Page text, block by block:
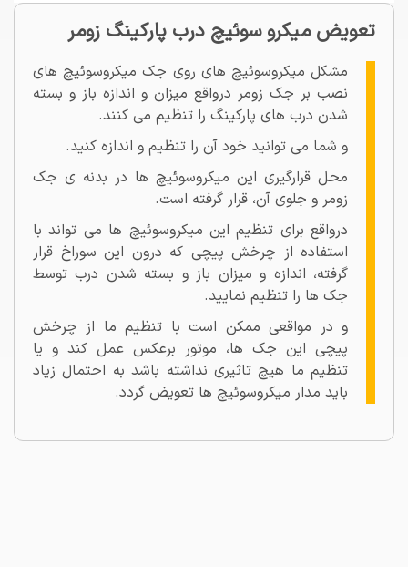
تعویض میکرو سوئیچ درب پارکینگ زومر
مشکل میکروسوئیچ های روی جک میکروسوئیچ های
نصب بر جک زومر درواقع میزان و اندازه باز و بسته
شدن درب های پارکینگ را تنظیم می کنند.
و شما می توانید خود آن را تنظیم و اندازه کنید.
محل قرارگیری این میکروسوئیچ ها در بدنه ی جک
زومر و جلوی آن، قرار گرفته است.
درواقع برای تنظیم این میکروسوئیچ ها می تواند با
استفاده از چرخش پیچی که درون این سوراخ قرار
گرفته، اندازه و میزان باز و بسته شدن درب توسط
جک ها را تنظیم نمایید.
و در مواقعی ممکن است با تنظیم ما از چرخش
پیچی این جک ها، موتور برعکس عمل کند و یا
تنظیم ما هیچ تاثیری نداشته باشد به احتمال زیاد
باید مدار میکروسوئیچ ها تعویض گردد.